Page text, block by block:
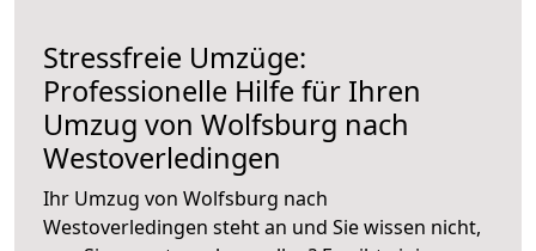
Stressfreie Umzüge:
Professionelle Hilfe für Ihren
Umzug von Wolfsburg nach
Westoverledingen
Ihr Umzug von Wolfsburg nach
Westoverledingen steht an und Sie wissen nicht,